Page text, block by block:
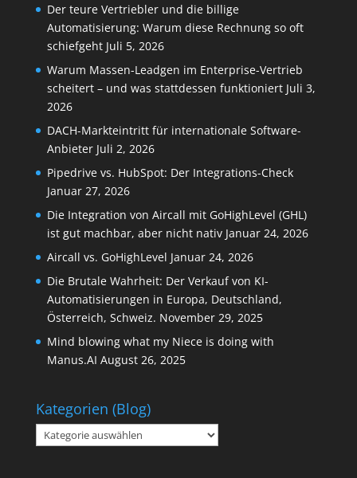
Der teure Vertriebler und die billige
Automatisierung: Warum diese Rechnung so oft
schiefgeht Juli 5, 2026
Warum Massen-Leadgen im Enterprise-Vertrieb
scheitert – und was stattdessen funktioniert Juli 3,
2026
DACH-Markteintritt für internationale Software-
Anbieter Juli 2, 2026
Pipedrive vs. HubSpot: Der Integrations-Check
Januar 27, 2026
Die Integration von Aircall mit GoHighLevel (GHL)
ist gut machbar, aber nicht nativ Januar 24, 2026
Aircall vs. GoHighLevel Januar 24, 2026
Die Brutale Wahrheit: Der Verkauf von KI-
Automatisierungen in Europa, Deutschland,
Österreich, Schweiz. November 29, 2025
Mind blowing what my Niece is doing with
Manus.AI August 26, 2025
Kategorien (Blog)
Kategorien
(Blog)